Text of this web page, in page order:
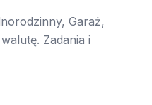
Garaż,
Zadania i